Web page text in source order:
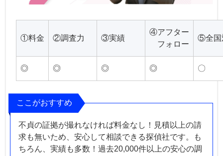
①料金 ②調査力 ③実績
④アフター
フォロー
⑤全国
◎ ◎ ◎ ◎ 〇
ここがおすすめ
不貞の証拠が撮れなければ料金なし！見積以上の請
求も無いため、安心して相談できる探偵社です。も
ちろん、実績も多数！過去20,000件以上の安心の調